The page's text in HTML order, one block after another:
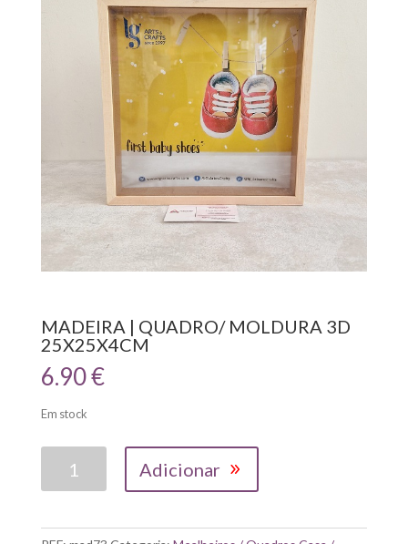
MADEIRA | QUADRO/ MOLDURA 3D
25X25X4CM
6.90€
Em stock
QUADRO/
Adicionar